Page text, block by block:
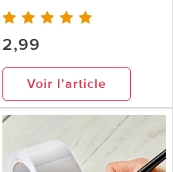
2,99
Voir l’article